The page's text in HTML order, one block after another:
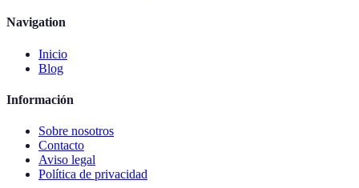
Navigation
Inicio
Blog
Información
Sobre nosotros
Contacto
Aviso legal
Política de privacidad